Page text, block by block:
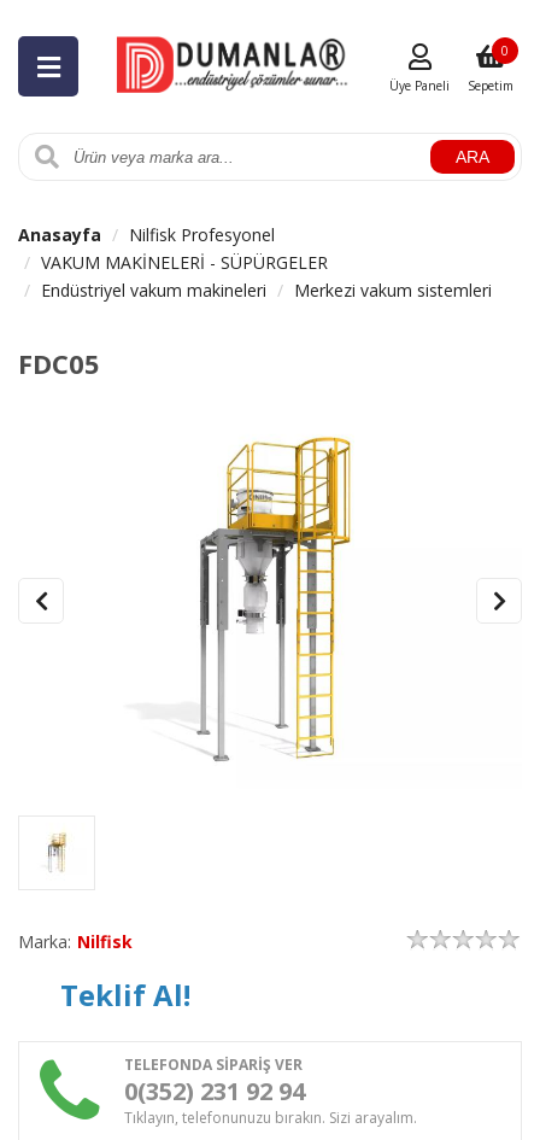
ARA
Üye Paneli Sepetim
0
Anasayfa
Nilfisk Profesyonel
VAKUM MAKİNELERİ - SÜPÜRGELER
Endüstriyel vakum makineleri
Merkezi vakum sistemleri
FDC05
Marka: Nilfisk
Teklif Al!
TELEFONDA SİPARİŞ VER
0(352) 231 92 94
Tıklayın, telefonunuzu bırakın. Sizi arayalım.